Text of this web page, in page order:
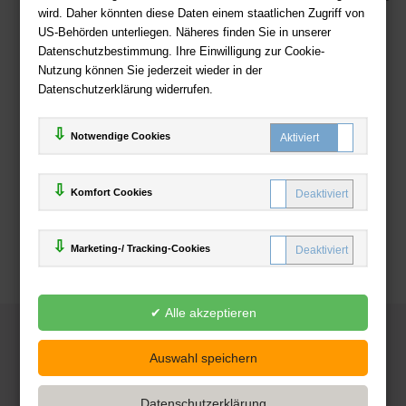
wird. Daher könnten diese Daten einem staatlichen Zugriff von
US-Behörden unterliegen. Näheres finden Sie in unserer
Datenschutzbestimmung. Ihre Einwilligung zur Cookie-
Nutzung können Sie jederzeit wieder in der
Datenschutzerklärung widerrufen.
Notwendige Cookies
Komfort Cookies
Marketing-/ Tracking-Cookies
Zahlweisen
Deutsche-Buchhandlung.de
www.deutsche-buchhandlung.de ist ein Angebot der
Handelsgesellschaft mbH
Powered by Inooga